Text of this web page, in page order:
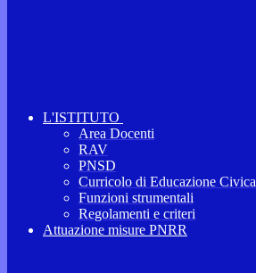
L'ISTITUTO
Area Docenti
RAV
PNSD
Curricolo di Educazione Civica
Funzioni strumentali
Regolamenti e criteri
Attuazione misure PNRR